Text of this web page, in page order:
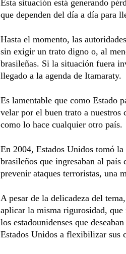
Esta situación está generando
que dependen del día a día para
Hasta el momento, las
sin exigir un trato digno o, al
brasileñas. Si la situación fuera
llegado a la agenda de Itamaraty.
Es lamentable que como Estado
velar por el buen trato a nuestros
como lo hace cualquier otro país.
En 2004, Estados Unidos tomó
brasileños que ingresaban al
prevenir ataques terroristas, una
A pesar de la delicadeza del
aplicar la misma rigurosidad,
los estadounidenses que
Estados Unidos a flexibilizar sus